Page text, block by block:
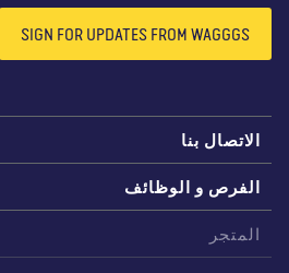
SIGN FOR UPDATES FROM WAGGGS
بنا
و الوظائف